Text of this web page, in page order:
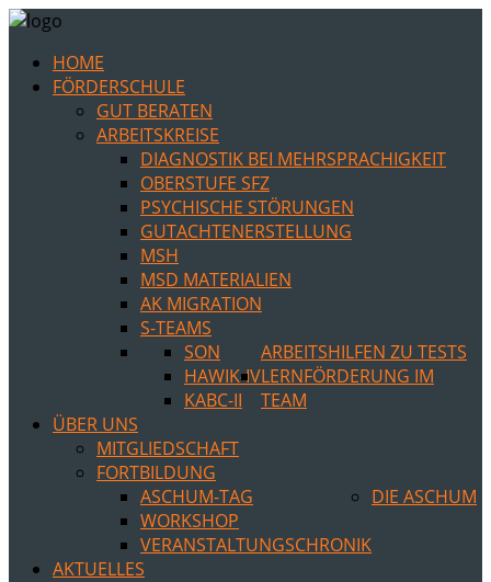
HOME
FÖRDERSCHULE
GUT BERATEN
ARBEITSKREISE
DIAGNOSTIK BEI MEHRSPRACHIGKEIT
OBERSTUFE SFZ
PSYCHISCHE STÖRUNGEN
GUTACHTENERSTELLUNG
MSH
MSD MATERIALIEN
AK MIGRATION
S-TEAMS
ARBEITSHILFEN ZU TESTS
SON
HAWIK-IV
KABC-II
LERNFÖRDERUNG IM
TEAM
ÜBER UNS
MITGLIEDSCHAFT
FORTBILDUNG
ASCHUM-TAG
WORKSHOP
VERANSTALTUNGSCHRONIK
DIE ASCHUM
AKTUELLES